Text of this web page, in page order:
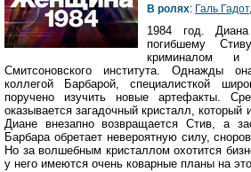
В ролях: Галь Гадот,
1984 год.
погибшему
криминалом
Смитсоновского института. Однажды
коллегой Барбарой, специалисткой
поручено изучить новые артефакты.
оказывается загадочный кристалл, который
Диане внезапно возвращается Стив, а
Барбара обретает невероятную силу,
Но за волшебным кристаллом охотится
у него имеются очень коварные планы на